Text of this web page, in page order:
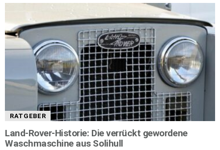
RATGEBER
Land-Rover-Historie: Die verrückt gewordene
Waschmaschine aus Solihull